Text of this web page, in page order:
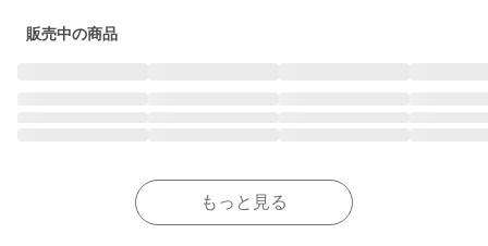
販売中の商品
もっと見る